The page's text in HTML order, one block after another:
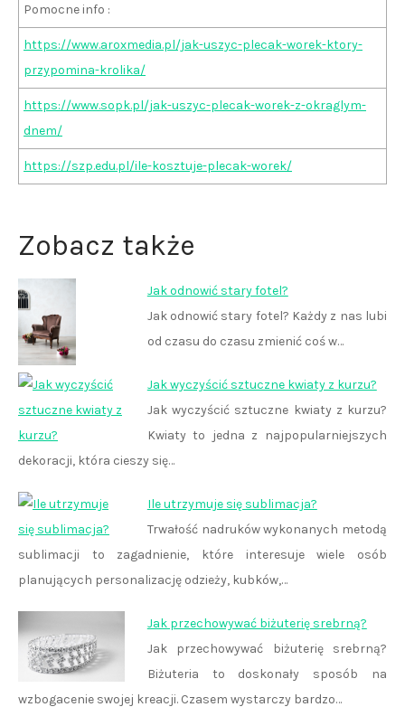
Pomocne info :
https://www.aroxmedia.pl/jak-uszyc-plecak-worek-ktory-
przypomina-krolika/
https://www.sopk.pl/jak-uszyc-plecak-worek-z-okraglym-
dnem/
https://szp.edu.pl/ile-kosztuje-plecak-worek/
Zobacz także
Jak odnowić stary fotel?
Jak odnowić stary fotel? Każdy z nas lubi
od czasu do czasu zmienić coś w…
Jak wyczyścić sztuczne kwiaty z kurzu?
Jak wyczyścić sztuczne kwiaty z kurzu?
Kwiaty to jedna z najpopularniejszych
dekoracji, która cieszy się…
Ile utrzymuje się sublimacja?
Trwałość nadruków wykonanych metodą
sublimacji to zagadnienie, które interesuje wiele osób
planujących personalizację odzieży, kubków,…
Jak przechowywać biżuterię srebrną?
Jak przechowywać biżuterię srebrną?
Biżuteria to doskonały sposób na
wzbogacenie swojej kreacji. Czasem wystarczy bardzo…